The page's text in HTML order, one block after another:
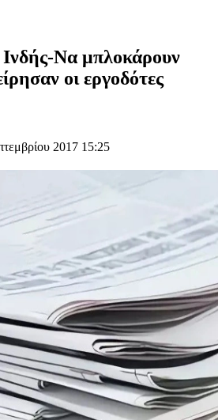
Να μπλοκάρουν
οι εργοδότες
2017 15:25